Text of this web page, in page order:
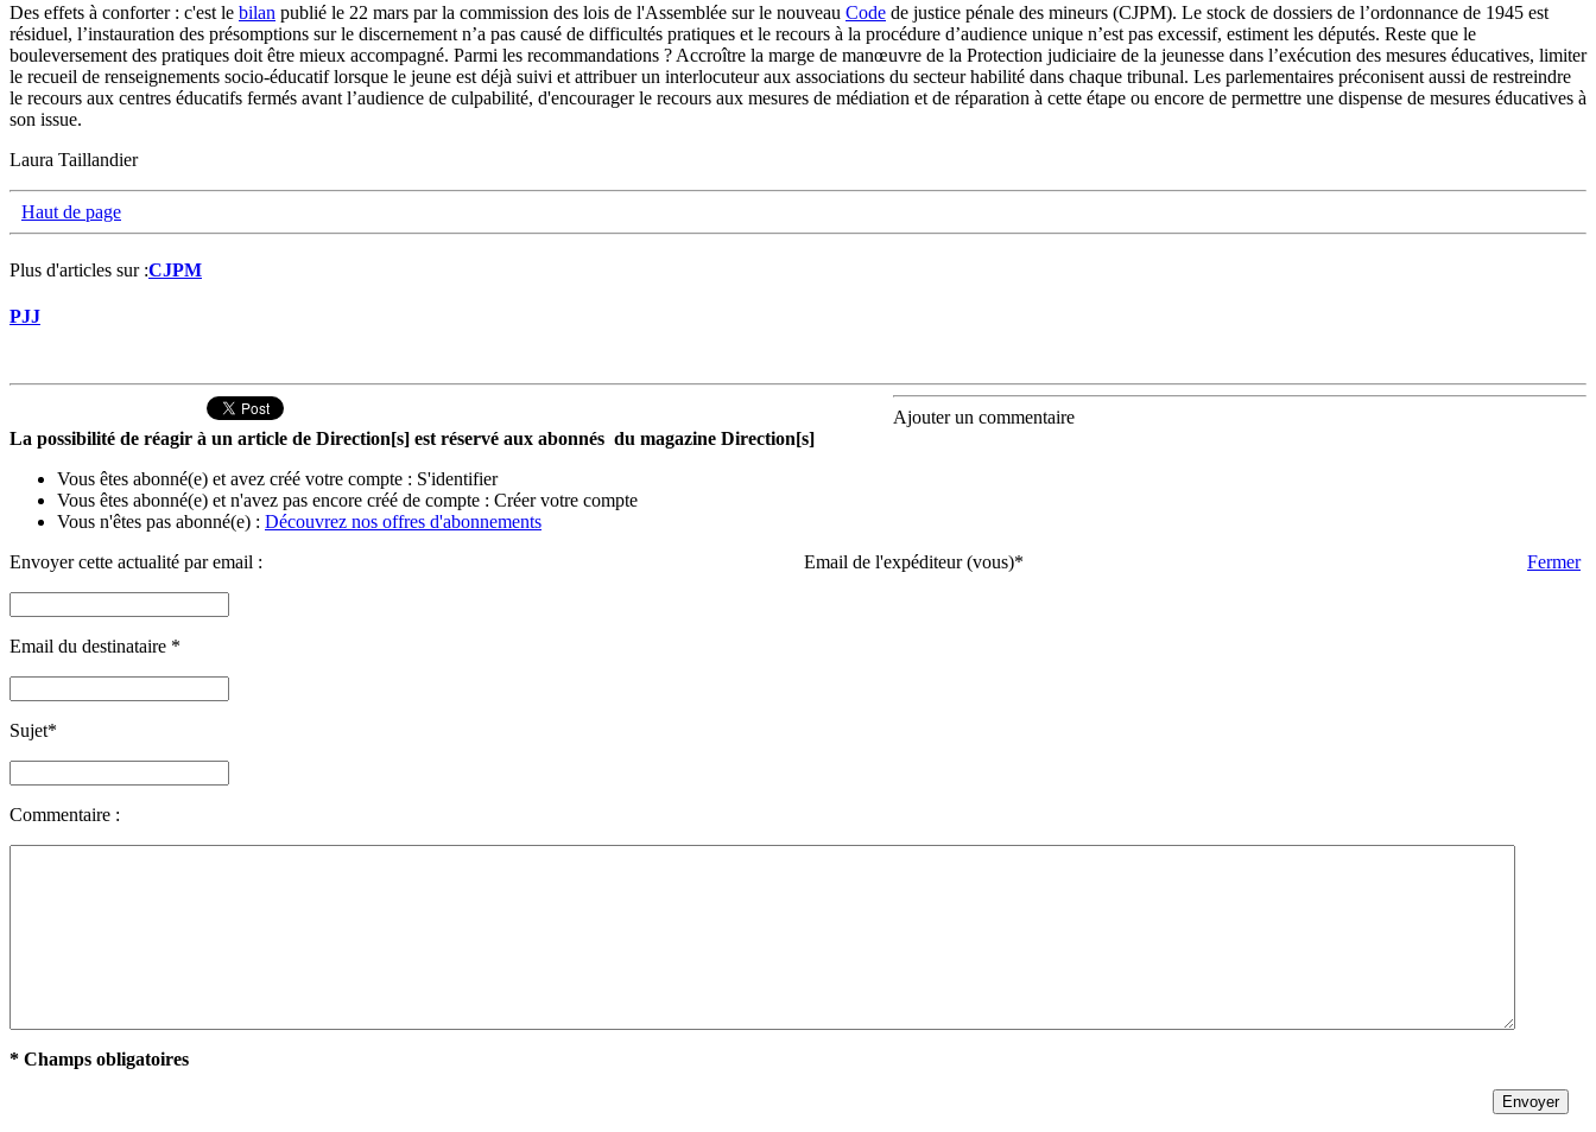
Des effets à conforter : c'est le bilan publié le 22 mars par la commission des lois de l'Assemblée sur le nouveau Code de justice pénale des mineurs (CJPM). Le stock de dossiers de l’ordonnance de 1945 est
résiduel, l’instauration des présomptions sur le discernement n’a pas causé de difficultés pratiques et le recours à la procédure d’audience unique n’est pas excessif, estiment les députés. Reste que le
bouleversement des pratiques doit être mieux accompagné. Parmi les recommandations ? Accroître la marge de manœuvre de la Protection judiciaire de la jeunesse dans l’exécution des mesures éducatives, limiter
le recueil de renseignements socio-éducatif lorsque le jeune est déjà suivi et attribuer un interlocuteur aux associations du secteur habilité dans chaque tribunal. Les parlementaires préconisent aussi de restreindre
le recours aux centres éducatifs fermés avant l’audience de culpabilité, d'encourager le recours aux mesures de médiation et de réparation à cette étape ou encore de permettre une dispense de mesures éducatives à
son issue.
Laura Taillandier
Haut de page
Plus d'articles sur :CJPM
PJJ
Ajouter un commentaire
La possibilité de réagir à un article de Direction[s] est réservé aux abonnés du magazine Direction[s]
Vous êtes abonné(e) et avez créé votre compte : S'identifier
Vous êtes abonné(e) et n'avez pas encore créé de compte : Créer votre compte
Vous n'êtes pas abonné(e) : Découvrez nos offres d'abonnements
Envoyer cette actualité par email :
Fermer
Email de l'expéditeur (vous)*
Email du destinataire *
Sujet*
Commentaire :
* Champs obligatoires